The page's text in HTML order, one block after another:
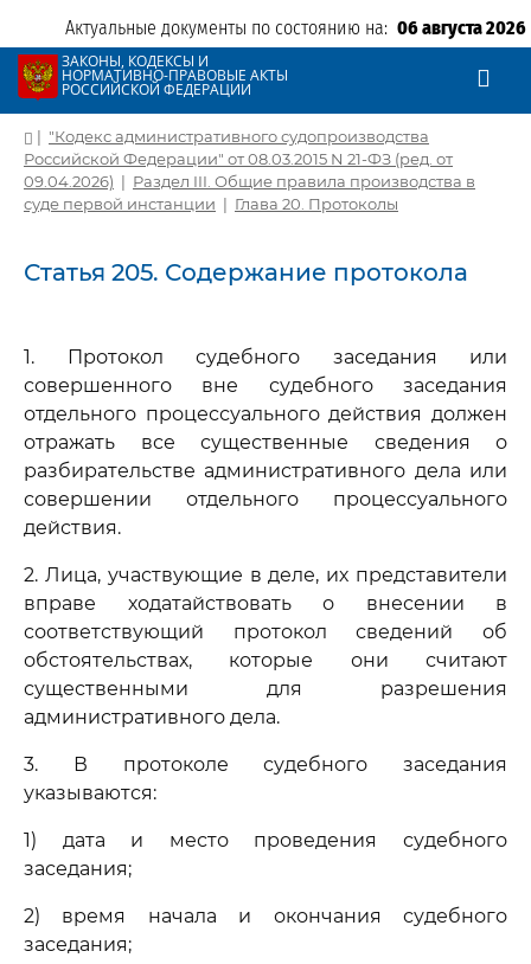
Актуальные документы по состоянию на: 06 августа 2026
ЗАКОНЫ, КОДЕКСЫ И
НОРМАТИВНО-ПРАВОВЫЕ АКТЫ
РОССИЙСКОЙ ФЕДЕРАЦИИ
| "Кодекс административного судопроизводства
Российской Федерации" от 08.03.2015 N 21-ФЗ (ред. от
09.04.2026) | Раздел III. Общие правила производства в
суде первой инстанции | Глава 20. Протоколы
Статья 205. Содержание протокола
1. Протокол судебного заседания или
совершенного вне судебного заседания
отдельного процессуального действия должен
отражать все существенные сведения о
разбирательстве административного дела или
совершении отдельного процессуального
действия.
2. Лица, участвующие в деле, их представители
вправе ходатайствовать о внесении в
соответствующий протокол сведений об
обстоятельствах, которые они считают
существенными для разрешения
административного дела.
3. В протоколе судебного заседания
указываются:
1) дата и место проведения судебного
заседания;
2) время начала и окончания судебного
заседания;